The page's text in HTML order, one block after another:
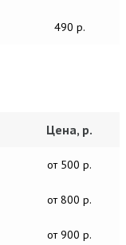
490 р.
Цена, р.
от 500 р.
от 800 р.
от 900 р.